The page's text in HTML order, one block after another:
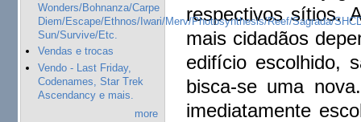
Wonders/Bohnanza/Carpe
Diem/Escape/Ethnos/Iwari/Merv/Photosynthesis/Reef/Sagrada/
Sun/Survive/Etc.
Vendas e trocas
Vendo - Last Friday,
Codenames, Star Trek
Ascendancy e mais.
more
respectivos sítios.
mais cidadãos
edifício escolhido,
bisca-se uma
imediatamente